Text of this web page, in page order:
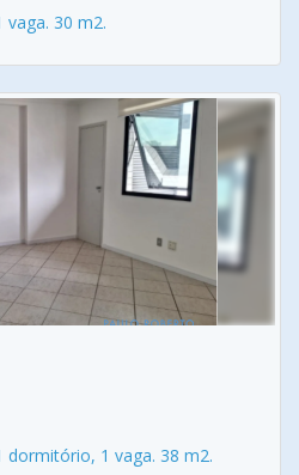
vaga. 30 m2.
dormitório, 1 vaga. 38 m2.